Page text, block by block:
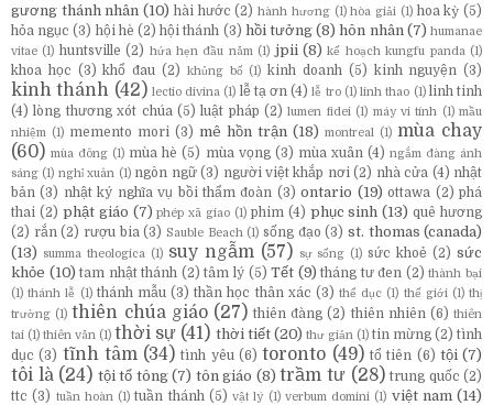
gương thánh nhân (10) hài hước (2) hành hương (1) hòa giải (1) hoa kỳ (5)
hỏa ngục (3) hội hè (2) hội thánh (3) hồi tưởng (8) hôn nhân (7) humanae
vitae (1) huntsville (2) hứa hẹn đầu năm (1) jpii (8) kế hoạch kungfu panda (1)
khoa học (3) khổ đau (2) khủng bố (1) kinh doanh (5) kinh nguyện (3)
kinh thánh (42) lectio divina (1) lễ tạ ơn (4) lễ tro (1) linh thao (1) linh tinh
(4) lòng thương xót chúa (5) luật pháp (2) lumen fidei (1) máy vi tính (1) mầu
nhiệm
(1) memento mori (3) mê hồn trận (18) montreal (1) mùa chay
(60) mùa đông (1) mùa hè (5) mùa vọng (3) mùa xuân (4) ngắm đàng ánh
sáng (1) nghỉ xuân (1) ngôn ngữ (3) người việt khắp nơi (2) nhà cửa (4) nhật
bản (3) nhật ký nghĩa vụ bồi thẩm đoàn (3) ontario (19) ottawa (2) phá
thai (2) phật giáo (7) phép xã giao (1) phim (4) phục sinh (13) quê hương
(2) rắn (2) rượu bia (3) Sauble Beach (1) sống đạo (3) st. thomas (canada)
(13)
summa theologica (1) suy ngẫm (57) sự sống (1) sức khoẻ (2) sức
khỏe (10) tam nhật thánh (2) tâm lý (5) Tết (9) tháng tư đen (2) thành bại
(1) thánh lễ (1) thánh mẫu (3) thần học thân xác (3) thể dục (1) thế giới (1) thị
trường (1) thiên chúa giáo (27) thiên đàng (2) thiên nhiên (6) thiên
tai (1) thiên văn (1) thời sự (41) thời tiết (20) thư giản (1) tin mừng (2) tình
dục (3) tĩnh tâm (34) tình yêu (6) toronto (49) tổ tiên (6) tội (7)
tôi là (24) tội tổ tông (7) tôn giáo (8) trầm tư (28) trung quốc (2)
ttc (3) tuần hoàn (1) tuần thánh (5) vật lý (1) verbum domini (1) việt nam (14)